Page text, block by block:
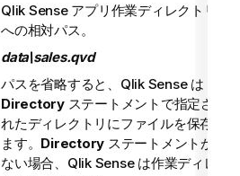
Qlik Senseアプリ作業ディレクトリ
への相対パス。
data\sales.qvd
パスを省略すると、 Qlik Senseは
Directoryステートメントで指定さ
れたディレクトリにファイルを保存し
ます。 Directory ステートメントが
ない場合、 Qlik Senseは作業ディレ